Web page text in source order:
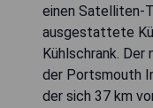
einen Satelliten-
ausgestattete
Kühlschrank.
der Portsmouth
der sich 37 km